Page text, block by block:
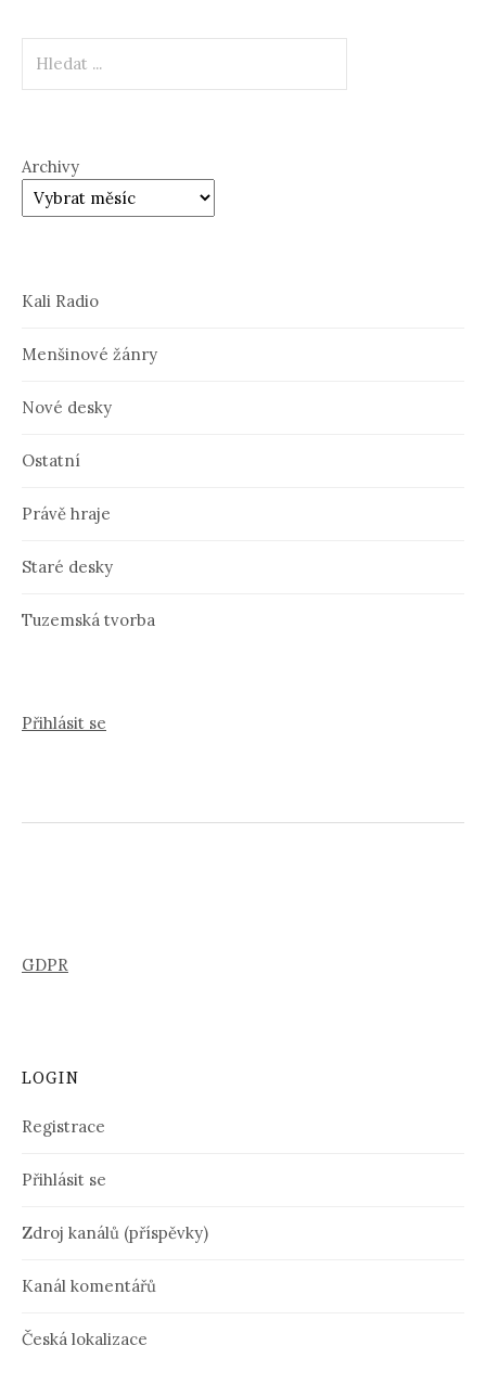
Archivy
Kali Radio
Menšinové žánry
Nové desky
Ostatní
Právě hraje
Staré desky
Tuzemská tvorba
Přihlásit se
GDPR
LOGIN
Registrace
Přihlásit se
Zdroj kanálů (příspěvky)
Kanál komentářů
Česká lokalizace